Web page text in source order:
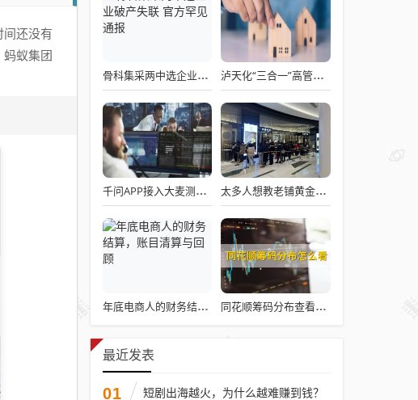
还没有
蚁集团
骨科集采两中选企业破产失联 官方罕见通报 泸天化“三合一”高管王斌辞职：高管变动叠加财务、业绩双重压力，公司进入阶段性调整期
千问APP接入大麦测试“一句话买电影票” 太多人想教老铺黄金怎么做生意了
年底电商人的财务结算，账目清算与回顾 同花顺筹码分布查看详解攻略
最近发表
01 短剧出海越火，为什么越难赚到钱？